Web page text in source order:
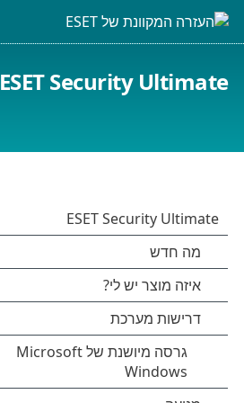
ESET Security Ultimate